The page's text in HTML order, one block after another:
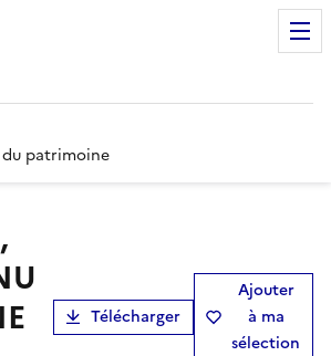
patrimoine
Télécharger
Ajouter
à ma
sélection